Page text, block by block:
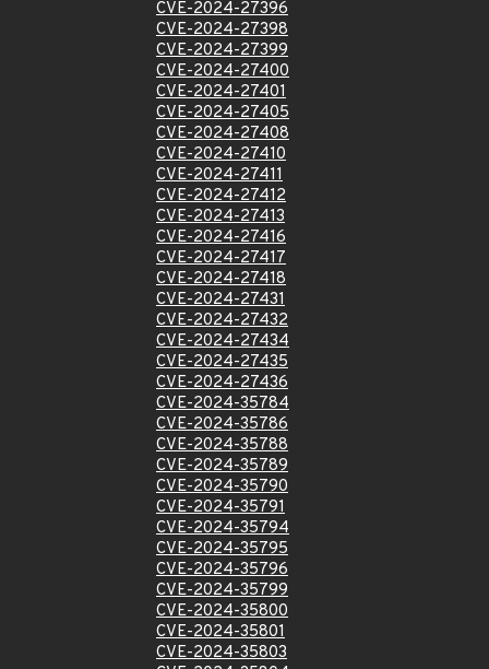
CVE-2024-27396
CVE-2024-27398
CVE-2024-27399
CVE-2024-27400
CVE-2024-27401
CVE-2024-27405
CVE-2024-27408
CVE-2024-27410
CVE-2024-27411
CVE-2024-27412
CVE-2024-27413
CVE-2024-27416
CVE-2024-27417
CVE-2024-27418
CVE-2024-27431
CVE-2024-27432
CVE-2024-27434
CVE-2024-27435
CVE-2024-27436
CVE-2024-35784
CVE-2024-35786
CVE-2024-35788
CVE-2024-35789
CVE-2024-35790
CVE-2024-35791
CVE-2024-35794
CVE-2024-35795
CVE-2024-35796
CVE-2024-35799
CVE-2024-35800
CVE-2024-35801
CVE-2024-35803